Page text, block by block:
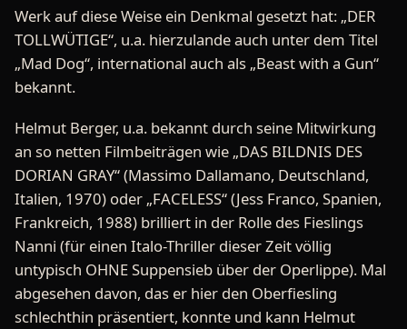
Werk auf diese Weise ein Denkmal gesetzt hat: „DER
TOLLWÜTIGE“, u.a. hierzulande auch unter dem Titel
„Mad Dog“, international auch als „Beast with a Gun“
bekannt.
Helmut Berger, u.a. bekannt durch seine Mitwirkung
an so netten Filmbeiträgen wie „DAS BILDNIS DES
DORIAN GRAY“ (Massimo Dallamano, Deutschland,
Italien, 1970) oder „FACELESS“ (Jess Franco, Spanien,
Frankreich, 1988) brilliert in der Rolle des Fieslings
Nanni (für einen Italo-Thriller dieser Zeit völlig
untypisch OHNE Suppensieb über der Operlippe). Mal
abgesehen davon, das er hier den Oberfiesling
schlechthin präsentiert, konnte und kann Helmut